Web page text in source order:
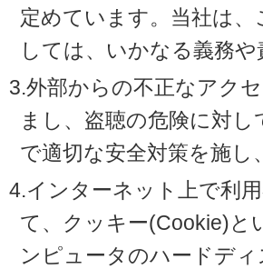
定めています。当社は
しては、いかなる義務
3.外部からの不正なアク
まし、盗聴の危険に対
で適切な安全対策を施
4.インターネット上で利
て、クッキー(Cookie)と
ンピュータのハードデ